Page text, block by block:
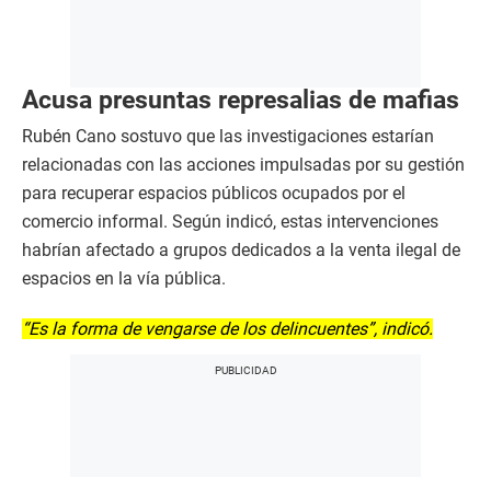
Acusa presuntas represalias de mafias
Rubén Cano sostuvo que las investigaciones estarían
relacionadas con las acciones impulsadas por su gestión
para recuperar espacios públicos ocupados por el
comercio informal. Según indicó, estas intervenciones
habrían afectado a grupos dedicados a la venta ilegal de
espacios en la vía pública.
“Es la forma de vengarse de los delincuentes”, indicó.